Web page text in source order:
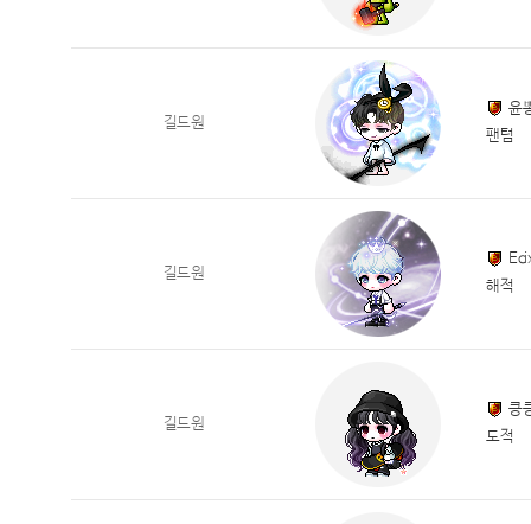
길드원
윤
팬텀
길드원
해적
길드원
킁
도적